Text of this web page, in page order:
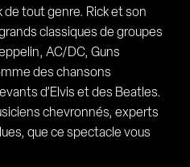
de tout genre. Rick et son
classiques de groupes
AC/DC, Guns
des chansons
d’Elvis et des Beatles.
chevronnés, experts
que ce spectacle vous